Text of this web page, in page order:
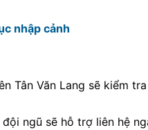
nhập cảnh
Tân Văn Lang sẽ kiểm
ngũ sẽ hỗ trợ liên hệ